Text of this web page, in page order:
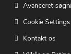
Avanceret
Cookie Settings
Kontakt os